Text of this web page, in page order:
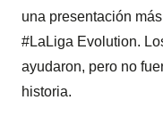
una presentación
#LaLiga Evolution.
ayudaron, pero no
historia.